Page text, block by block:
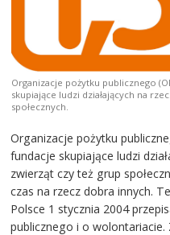
Organizacje pożytku publicznego
skupiające ludzi działających na
społecznych.
Organizacje pożytku
fundacje skupiające ludzi
zwierząt czy też grup
czas na rzecz dobra innych.
Polsce 1 stycznia 2004
publicznego i o wolontariacie.